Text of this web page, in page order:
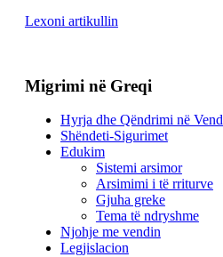
Lexoni artikullin
Migrimi në Greqi
Hyrja dhe Qëndrimi në Vend
Shëndeti-Sigurimet
Edukim
Sistemi arsimor
Arsimimi i të rriturve
Gjuha greke
Tema të ndryshme
Njohje me vendin
Legjislacion